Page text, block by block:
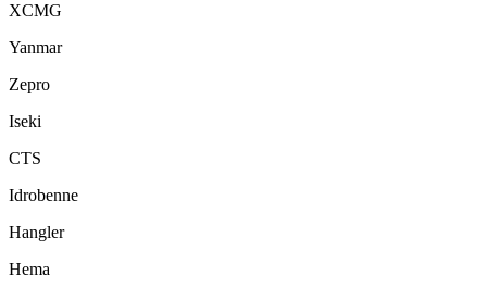
XCMG
Yanmar
Zepro
Iseki
CTS
Idrobenne
Hangler
Hema